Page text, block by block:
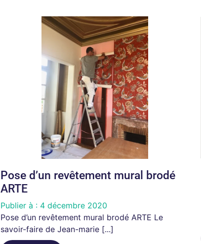
Pose d’un revêtement mural brodé
ARTE
Publier à : 4 décembre 2020
Pose d’un revêtement mural brodé ARTE Le
savoir-faire de Jean-marie [...]